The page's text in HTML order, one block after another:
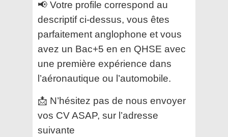
📢 Votre profile correspond au
descriptif ci-dessus, vous êtes
parfaitement anglophone et vous
avez un Bac+5 en en QHSE avec
une première expérience dans
l’aéronautique ou l’automobile.
📩 N’hésitez pas de nous envoyer
vos CV ASAP, sur l’adresse
suivante